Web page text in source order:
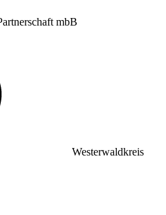
mbB
Westerwaldkreis